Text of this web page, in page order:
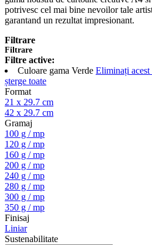
potrivesc cel mai bine nevoilor tale
garantand un rezultat impresionant.
Filtrare
Filtrare
Filtre active:
Culoare gama Verde Eliminați acest
șterge toate
Format
21 x 29.7 cm
42 x 29.7 cm
Gramaj
100 g / mp
120 g / mp
160 g / mp
200 g / mp
240 g / mp
280 g / mp
300 g / mp
350 g / mp
Finisaj
Liniar
Sustenabilitate